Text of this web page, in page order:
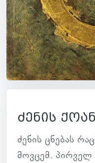
ძენის
ძენის ცნე­ბას
მოვ­ცემ. პირ­ველ